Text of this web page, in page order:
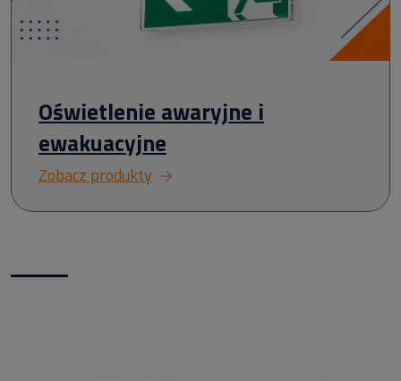
Oświetlenie awaryjne i
ewakuacyjne
Zobacz produkty